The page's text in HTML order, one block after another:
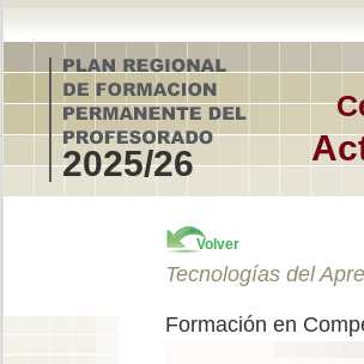
2025/26
Volver
Tecnologías del
Formación en